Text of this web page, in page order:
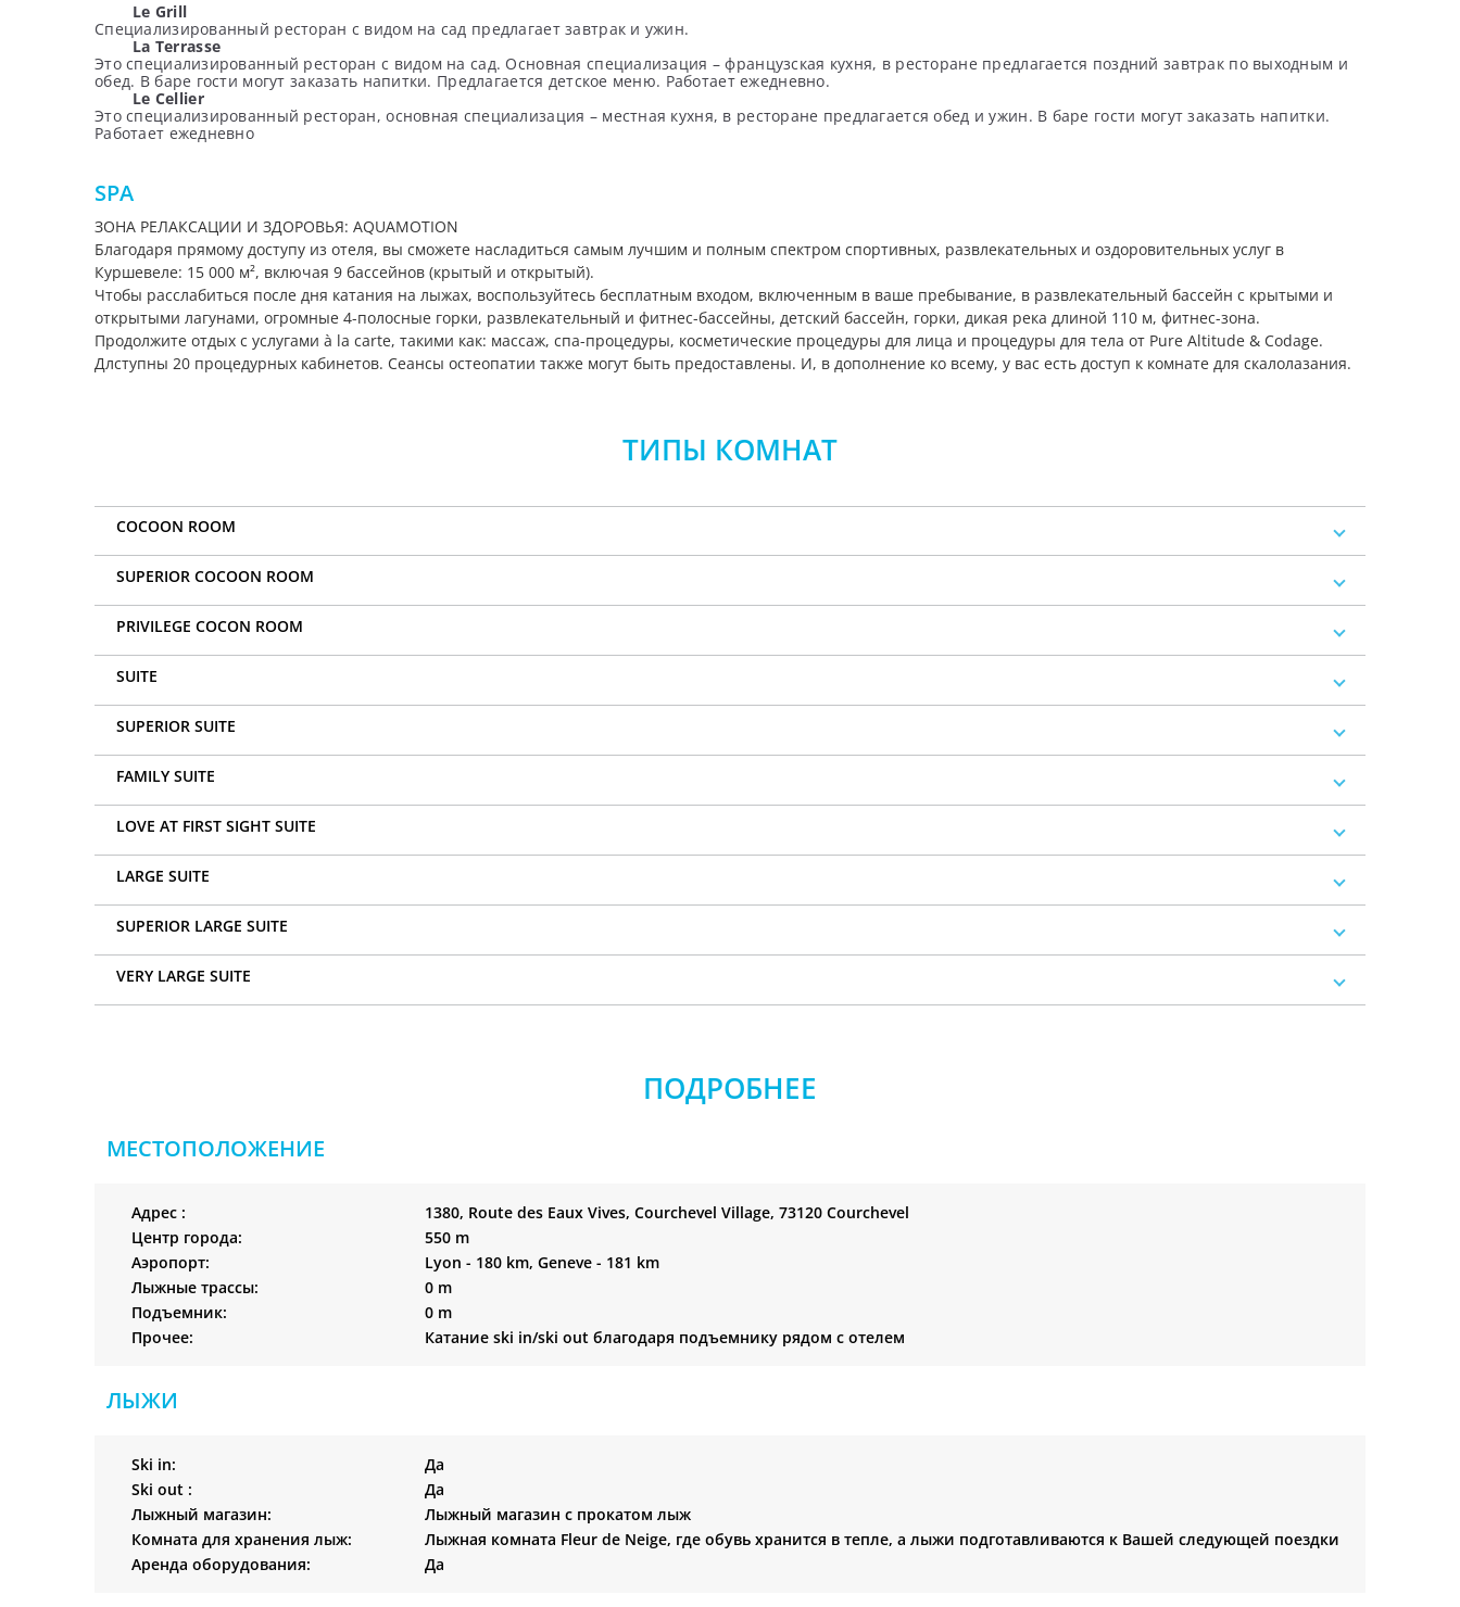
Le Grill
Cпециализированный ресторан с видом на сад предлагает завтрак и ужин.
La Terrasse
Это специализированный ресторан с видом на сад. Основная специализация – французская кухня, в ресторане предлагается поздний завтрак по выходным и
обед. В баре гости могут заказать напитки. Предлагается детское меню. Работает ежедневно.
Le Cellier
Это специализированный ресторан, основная специализация – местная кухня, в ресторане предлагается обед и ужин. В баре гости могут заказать напитки.
Работает ежедневно
SPA
ЗОНА РЕЛАКСАЦИИ И ЗДОРОВЬЯ: AQUAMOTION
Благодаря прямому доступу из отеля, вы сможете насладиться самым лучшим и полным спектром спортивных, развлекательных и оздоровительных услуг в
Куршевеле: 15 000 м², включая 9 бассейнов (крытый и открытый).
Чтобы расслабиться после дня катания на лыжах, воспользуйтесь бесплатным входом, включенным в ваше пребывание, в развлекательный бассейн с крытыми и
открытыми лагунами, огромные 4-полосные горки, развлекательный и фитнес-бассейны, детский бассейн, горки, дикая река длиной 110 м, фитнес-зона.
Продолжите отдых с услугами à la carte, такими как: массаж, спа-процедуры, косметические процедуры для лица и процедуры для тела от Pure Altitude & Codage.
Длступны 20 процедурных кабинетов. Сеансы остеопатии также могут быть предоставлены. И, в дополнение ко всему, у вас есть доступ к комнате для скалолазания.
ТИПЫ КОМНАТ
COCOON ROOM
SUPERIOR COCOON ROOM
PRIVILEGE COCON ROOM
SUITE
SUPERIOR SUITE
FAMILY SUITE
LOVE AT FIRST SIGHT SUITE
LARGE SUITE
SUPERIOR LARGE SUITE
VERY LARGE SUITE
ПОДРОБНЕЕ
МЕСТОПОЛОЖЕНИЕ
Адрес :
1380, Route des Eaux Vives, Courchevel Village, 73120 Courchevel
Центр города:
550 m
Аэропорт:
Lyon - 180 km, Geneve - 181 km
Лыжные трассы:
0 m
Подъемник:
0 m
Прочее:
Катание ski in/ski out благодаря подъемнику рядом с отелем
ЛЫЖИ
Ski in:
Да
Ski out :
Да
Лыжный магазин:
Лыжный магазин с прокатом лыж
Комната для хранения лыж:
Лыжная комната Fleur de Neige, где обувь хранится в тепле, а лыжи подготавливаются к Вашей следующей поездки
Аренда оборудования:
Да